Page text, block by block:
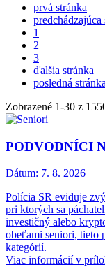
prvá stránka
predchádzajúca
1
2
3
ďalšia stránka
posledná stránka
Zobrazené 1-30 z
PODVODNÍCI
Dátum: 7. 8. 2026
Polícia SR eviduje
pri ktorých sa
investičný alebo
obeťami seniori, tieto
kategórií.
Viac informácií v